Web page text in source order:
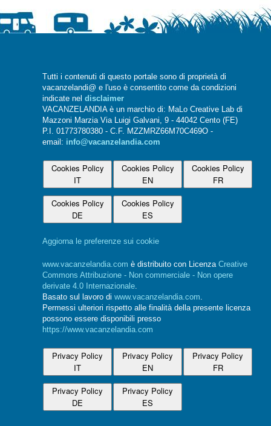
Tutti i contenuti di questo portale sono di proprietà di
vacanzelandi@ e l'uso è consentito come da condizioni
indicate nel disclaimer
VACANZELANDIA è un marchio di: MaLo Creative Lab di
Mazzoni Marzia Via Luigi Galvani, 9 - 44042 Cento (FE)
P.I. 01773780380 - C.F. MZZMRZ66M70C469O -
email: info@vacanzelandia.com
Cookies Policy
IT
Cookies Policy
EN
Cookies Policy
FR
Cookies Policy
DE
Cookies Policy
ES
Aggiorna le preferenze sui cookie
www.vacanzelandia.com è distribuito con Licenza Creative
Commons Attribuzione - Non commerciale - Non opere
derivate 4.0 Internazionale.
Basato sul lavoro di www.vacanzelandia.com.
Permessi ulteriori rispetto alle finalità della presente licenza
possono essere disponibili presso
https://www.vacanzelandia.com
Privacy Policy
IT
Privacy Policy
EN
Privacy Policy
FR
Privacy Policy
DE
Privacy Policy
ES